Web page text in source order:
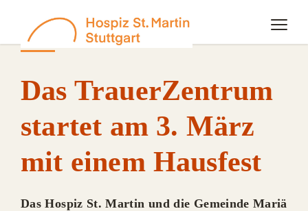
OFFENE TÜREN VON 10 BIS 16 UHR
Das TrauerZentrum
startet am 3. März
mit einem Hausfest
Das Hospiz St. Martin und die Gemeinde Mariä